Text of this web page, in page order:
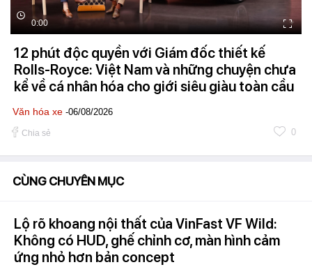
0:00
12 phút độc quyền với Giám đốc thiết kế
Rolls-Royce: Việt Nam và những chuyện chưa
kể về cá nhân hóa cho giới siêu giàu toàn cầu
Văn hóa xe -06/08/2026
Chia sẻ 0
CÙNG CHUYÊN MỤC
Lộ rõ khoang nội thất của VinFast VF Wild:
Không có HUD, ghế chỉnh cơ, màn hình cảm
ứng nhỏ hơn bản concept